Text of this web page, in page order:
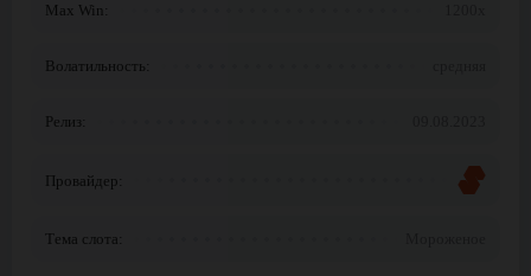
Max Win:
Волатильность:
Релиз:
Провайдер:
Тема слота: